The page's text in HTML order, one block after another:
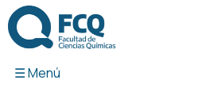
contenido